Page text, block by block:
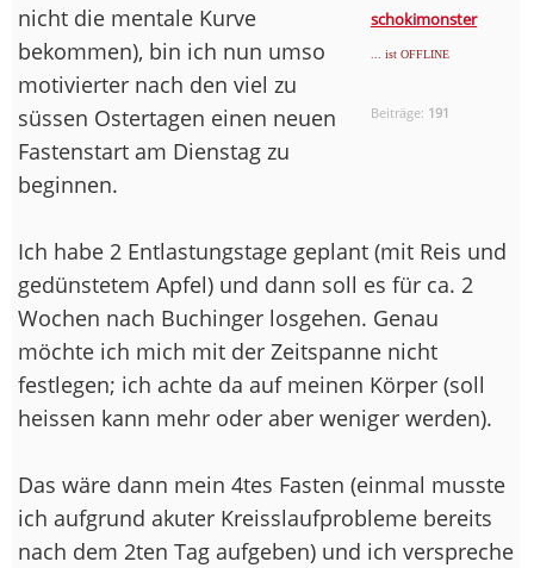
schokimonster
... ist OFFLINE
Beiträge: 191
nicht die mentale Kurve
bekommen), bin ich nun umso
motivierter nach den viel zu
süssen Ostertagen einen neuen
Fastenstart am Dienstag zu
beginnen.
Ich habe 2 Entlastungstage geplant (mit Reis und
gedünstetem Apfel) und dann soll es für ca. 2
Wochen nach Buchinger losgehen. Genau
möchte ich mich mit der Zeitspanne nicht
festlegen; ich achte da auf meinen Körper (soll
heissen kann mehr oder aber weniger werden).
Das wäre dann mein 4tes Fasten (einmal musste
ich aufgrund akuter Kreisslaufprobleme bereits
nach dem 2ten Tag aufgeben) und ich verspreche